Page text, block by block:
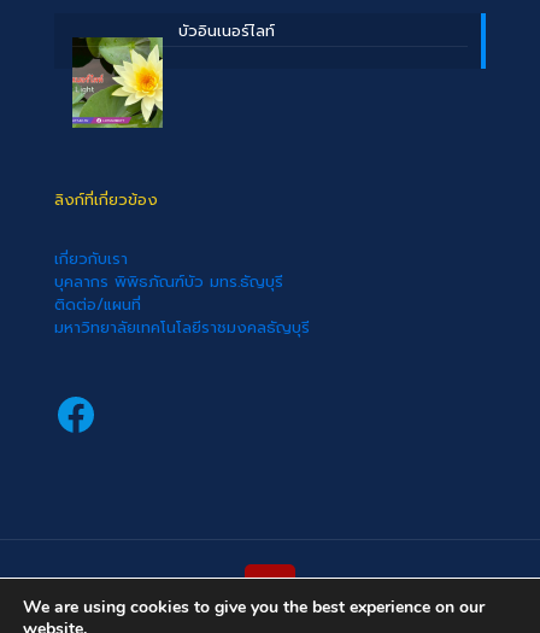
บัวอินเนอร์ไลท์
ลิงก์ที่เกี่ยวข้อง
เกี่ยวกับเรา
บุคลากร พิพิธภัณฑ์บัว มทร.ธัญบุรี
ติดต่อ/แผนที่
มหาวิทยาลัยเทคโนโลยีราชมงคลธัญบุรี
Facebook
We are using cookies to give you the best experience on our